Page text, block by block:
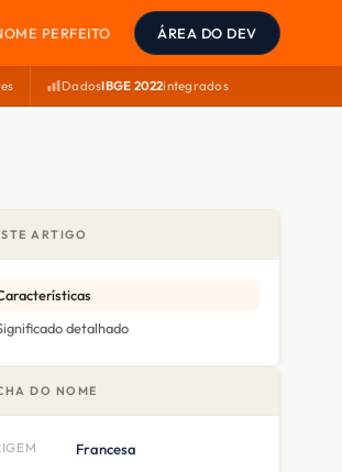
PERFEITO ÁREA DO DEV
DadosIBGE 2022integrados
ARTIGO
detalhado
DO NOME
Francesa